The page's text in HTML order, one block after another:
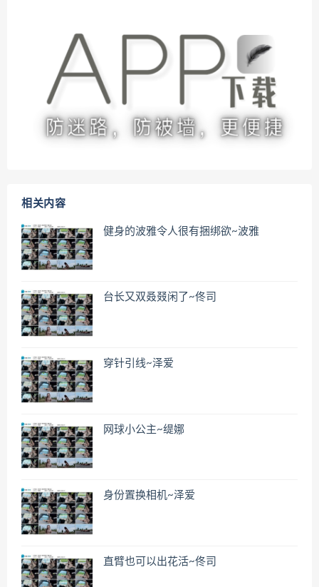
相关内容
健身的波雅令人很有捆绑欲~波雅
台长又双叒叕闲了~佟司
穿针引线~泽爱
网球小公主~缇娜
身份置换相机~泽爱
直臂也可以出花活~佟司